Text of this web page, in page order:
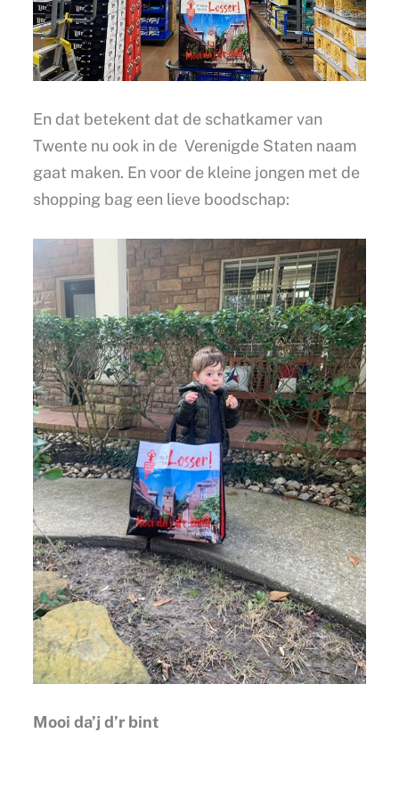
En dat betekent dat de schatkamer van
Twente nu ook in de Verenigde Staten naam
gaat maken. En voor de kleine jongen met de
shopping bag een lieve boodschap:
Mooi da’j d’r bint